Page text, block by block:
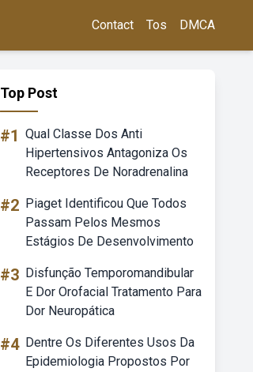
Contact Tos DMCA
Top Post
#1 Qual Classe Dos Anti
Hipertensivos Antagoniza Os
Receptores De Noradrenalina
#2 Piaget Identificou Que Todos
Passam Pelos Mesmos
Estágios De Desenvolvimento
#3 Disfunção Temporomandibular
E Dor Orofacial Tratamento Para
Dor Neuropática
#4 Dentre Os Diferentes Usos Da
Epidemiologia Propostos Por